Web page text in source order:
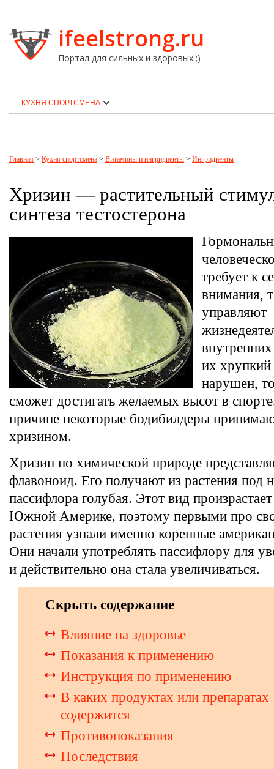
ifeelstrong.ru
Портал для сильных и здоровых ;)
КУХНЯ СПОРТСМЕНА
Главная > Кухня спортсмена > Витамины и ингридиенты > Ингридиенты
Хризин — растительный
синтеза тестостерона
требует к
внимания,
управляют
их хрупкий
нарушен,
сможет достигать желаемых высот в
причине некоторые бодибилдеры
хризином.
Хризин по химической природе
флавоноид. Его получают из растения под
пассифлора голубая. Этот вид
Южной Америке, поэтому первыми про
растения узнали именно коренные
Они начали употреблять пассифлору для
и действительно она стала увеличиваться.
Скрыть содержание
Влияние на здоровье
Показания к применению
Инструкция по применению
В каких продуктах или препаратах
содержится
Противопоказания
Последствия